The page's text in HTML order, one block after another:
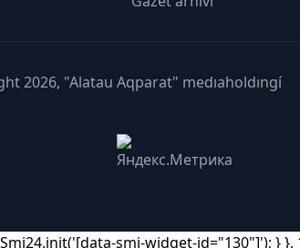
2026, "Alatau Aqparat" medıaholdıngí
smi-widget-id="130"]'); } },